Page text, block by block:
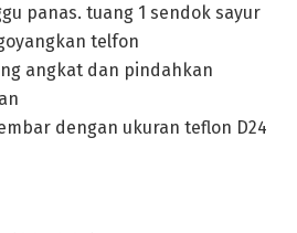
panas. tuang 1 sendok sayur
telfon
angkat dan pindahkan
dengan ukuran teflon D24